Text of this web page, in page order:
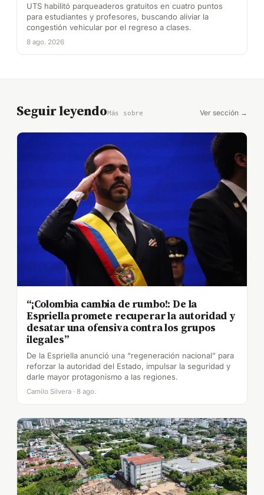
UTS habilitó parqueaderos gratuitos en cuatro puntos
para estudiantes y profesores, buscando aliviar la
congestión vehicular por el regreso a clases.
8 ago. 2026
Seguir leyendoMás sobre Ver sección →
“¡Colombia cambia de rumbo!: De la
Espriella promete recuperar la autoridad y
desatar una ofensiva contra los grupos
ilegales”
De la Espriella anunció una “regeneración nacional” para
reforzar la autoridad del Estado, impulsar la seguridad y
darle mayor protagonismo a las regiones.
Camilo Silvera · 8 ago.